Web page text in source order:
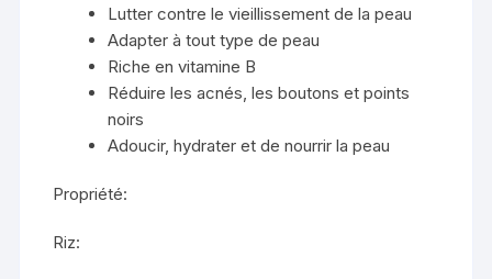
Lutter contre le vieillissement de la peau
Adapter à tout type de peau
Riche en vitamine B
Réduire les acnés, les boutons et points
noirs
Adoucir, hydrater et de nourrir la peau
Propriété:
Riz: